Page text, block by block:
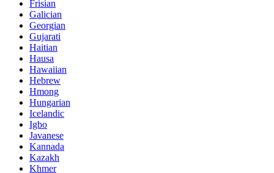
Frisian
Galician
Georgian
Gujarati
Haitian
Hausa
Hawaiian
Hebrew
Hmong
Hungarian
Icelandic
Igbo
Javanese
Kannada
Kazakh
Khmer